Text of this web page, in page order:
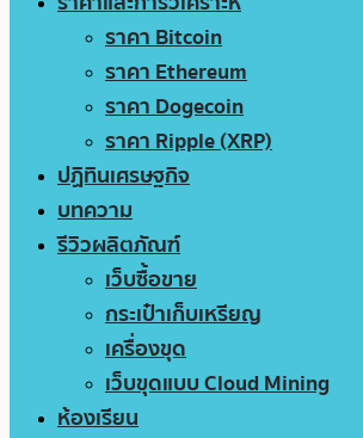
ราคา Bitcoin
ราคา Ethereum
ราคา Dogecoin
ราคา Ripple (XRP)
ปฏิทินเศรษฐกิจ
บทความ
รีวิวผลิตภัณฑ์
เว็บซื้อขาย
กระเป๋าเก็บเหรียญ
เครื่องขุด
เว็บขุดแบบ Cloud Mining
ห้องเรียน